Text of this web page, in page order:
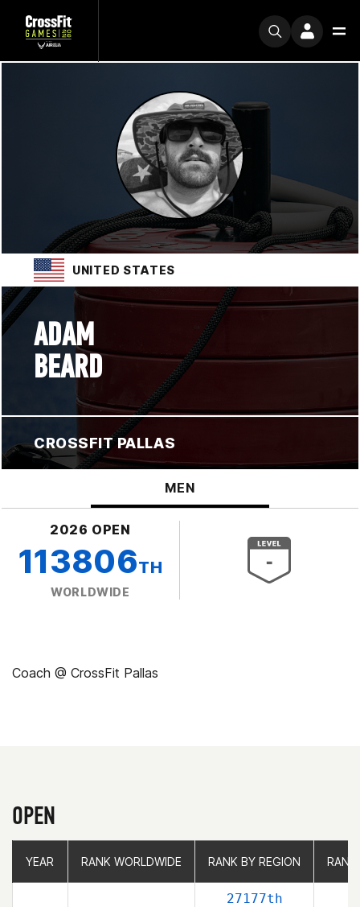
UNITED STATES
ADAM
BEARD
CROSSFIT PALLAS
MEN
2026 OPEN
113806TH
WORLDWIDE
Coach @ CrossFit Pallas
OPEN
YEAR RANK WORLDWIDE RANK BY REGION
27177th
YEAR RANK WORLDWIDE RANK BY REGION